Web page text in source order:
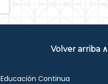
Volver arriba ∧
Educación Continua